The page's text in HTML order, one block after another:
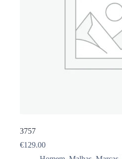
3757
€129.00